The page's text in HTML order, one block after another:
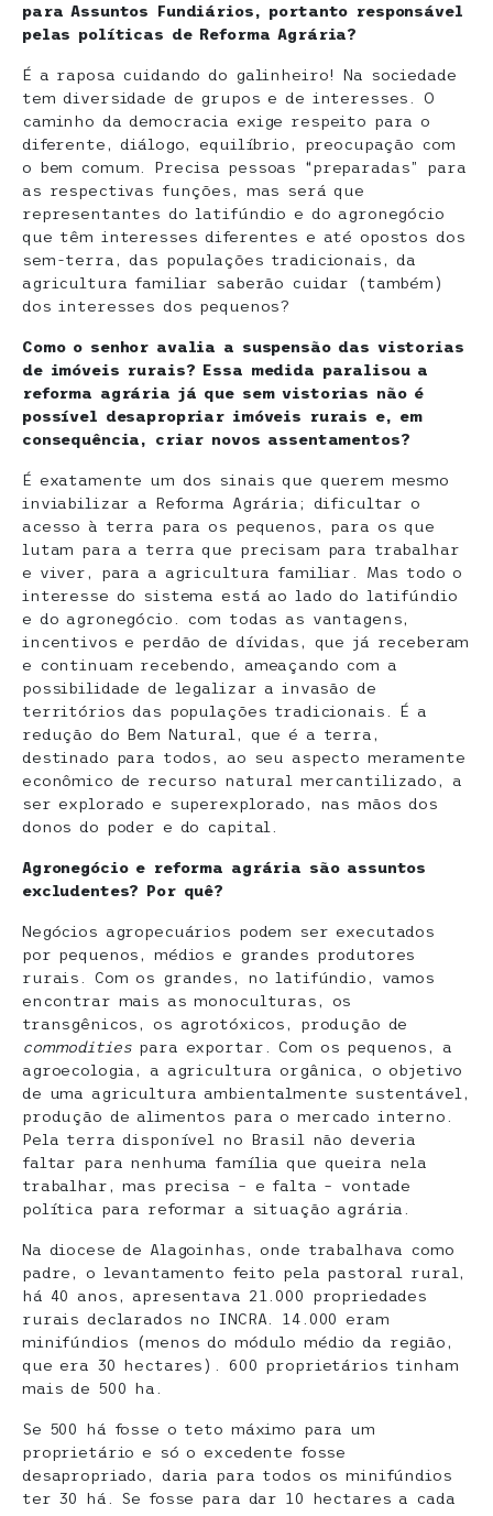
para Assuntos Fundiários, portanto responsável
pelas políticas de Reforma Agrária?
É a raposa cuidando do galinheiro! Na sociedade
tem diversidade de grupos e de interesses. O
caminho da democracia exige respeito para o
diferente, diálogo, equilíbrio, preocupação com
o bem comum. Precisa pessoas “preparadas” para
as respectivas funções, mas será que
representantes do latifúndio e do agronegócio
que têm interesses diferentes e até opostos dos
sem-terra, das populações tradicionais, da
agricultura familiar saberão cuidar (também)
dos interesses dos pequenos?
Como o senhor avalia a suspensão das vistorias
de imóveis rurais? Essa medida paralisou a
reforma agrária já que sem vistorias não é
possível desapropriar imóveis rurais e, em
consequência, criar novos assentamentos?
É exatamente um dos sinais que querem mesmo
inviabilizar a Reforma Agrária; dificultar o
acesso à terra para os pequenos, para os que
lutam para a terra que precisam para trabalhar
e viver, para a agricultura familiar. Mas todo o
interesse do sistema está ao lado do latifúndio
e do agronegócio. com todas as vantagens,
incentivos e perdão de dívidas, que já receberam
e continuam recebendo, ameaçando com a
possibilidade de legalizar a invasão de
territórios das populações tradicionais. É a
redução do Bem Natural, que é a terra,
destinado para todos, ao seu aspecto meramente
econômico de recurso natural mercantilizado, a
ser explorado e superexplorado, nas mãos dos
donos do poder e do capital.
Agronegócio e reforma agrária são assuntos
excludentes? Por quê?
Negócios agropecuários podem ser executados
por pequenos, médios e grandes produtores
rurais. Com os grandes, no latifúndio, vamos
encontrar mais as monoculturas, os
transgênicos, os agrotóxicos, produção de
commoditiespara exportar. Com os pequenos, a
agroecologia, a agricultura orgânica, o objetivo
de uma agricultura ambientalmente sustentável,
produção de alimentos para o mercado interno.
Pela terra disponível no Brasil não deveria
faltar para nenhuma família que queira nela
trabalhar, mas precisa – e falta – vontade
política para reformar a situação agrária.
Na diocese de Alagoinhas, onde trabalhava como
padre, o levantamento feito pela pastoral rural,
há 40 anos, apresentava 21.000 propriedades
rurais declarados no INCRA. 14.000 eram
minifúndios (menos do módulo médio da região,
que era 30 hectares). 600 proprietários tinham
mais de 500 ha.
Se 500 há fosse o teto máximo para um
proprietário e só o excedente fosse
desapropriado, daria para todos os minifúndios
ter 30 há. Se fosse para dar 10 hectares a cada